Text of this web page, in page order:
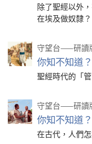
除了聖經以外
在埃及做奴隸？
守望台——研讀
你知不知道
聖經時代的「
守望台——研讀
你知不知道
在古代，人們